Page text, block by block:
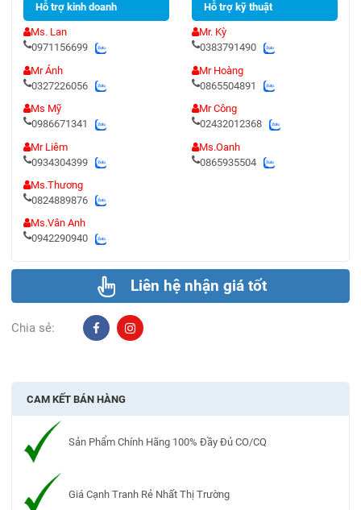
Hỗ trợ kinh doanh
Ms. Lan
0971156699
Mr Ánh
0327226056
Ms Mỹ
0986671341
Mr Liêm
0934304399
Ms.Thương
0824889876
Ms.Vân Anh
0942290940
Hỗ trợ kỹ thuật
Mr. Kỳ
0383791490
Mr Hoàng
0865504891
Mr Công
02432012368
Ms.Oanh
0865935504
Liên hệ nhận giá tốt
Chia sẻ:
CAM KẾT BÁN HÀNG
Sản Phẩm Chính Hãng 100% Đầy Đủ CO/CQ
Giá Cạnh Tranh Rẻ Nhất Thị Trường